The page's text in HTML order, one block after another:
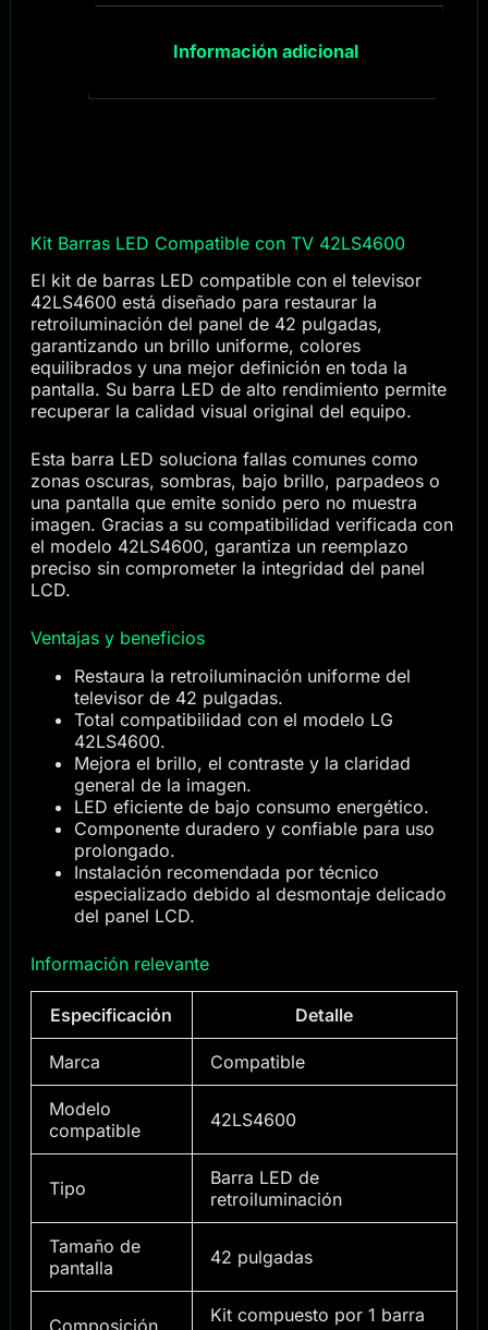
Información adicional
Kit Barras LED Compatible con TV 42LS4600
El kit de barras LED compatible con el televisor
42LS4600 está diseñado para restaurar la
retroiluminación del panel de 42 pulgadas,
garantizando un brillo uniforme, colores
equilibrados y una mejor definición en toda la
pantalla. Su barra LED de alto rendimiento permite
recuperar la calidad visual original del equipo.
Esta barra LED soluciona fallas comunes como
zonas oscuras, sombras, bajo brillo, parpadeos o
una pantalla que emite sonido pero no muestra
imagen. Gracias a su compatibilidad verificada con
el modelo 42LS4600, garantiza un reemplazo
preciso sin comprometer la integridad del panel
LCD.
Ventajas y beneficios
Restaura la retroiluminación uniforme del
televisor de 42 pulgadas.
Total compatibilidad con el modelo LG
42LS4600.
Mejora el brillo, el contraste y la claridad
general de la imagen.
LED eficiente de bajo consumo energético.
Componente duradero y confiable para uso
prolongado.
Instalación recomendada por técnico
especializado debido al desmontaje delicado
del panel LCD.
Información relevante
Especificación Detalle
Marca Compatible
Modelo
compatible
42LS4600
Tipo
Barra LED de
retroiluminación
Tamaño de
pantalla
42 pulgadas
Composición
Kit compuesto por 1 barra